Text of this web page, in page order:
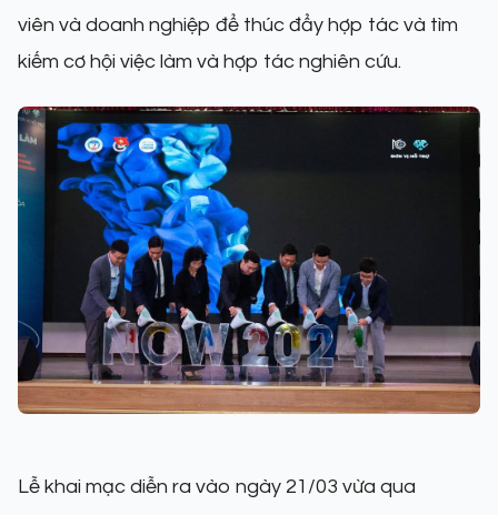
viên và doanh nghiệp để thúc đẩy hợp tác và tìm
kiếm cơ hội việc làm và hợp tác nghiên cứu.
Lễ khai mạc diễn ra vào ngày 21/03 vừa qua